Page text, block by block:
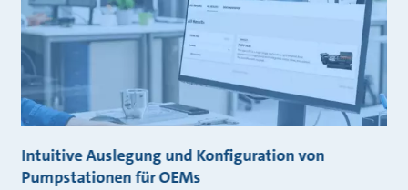
Intuitive Auslegung und Konfiguration von
Pumpstationen für OEMs